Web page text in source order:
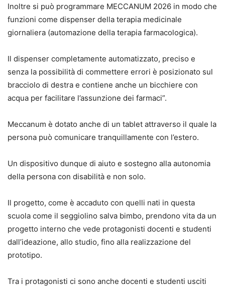
Inoltre si può programmare MECCANUM 2026 in modo che
funzioni come dispenser della terapia medicinale
giornaliera (automazione della terapia farmacologica).
Il dispenser completamente automatizzato, preciso e
senza la possibilità di commettere errori è posizionato sul
bracciolo di destra e contiene anche un bicchiere con
acqua per facilitare l’assunzione dei farmaci”.
Meccanum è dotato anche di un tablet attraverso il quale la
persona può comunicare tranquillamente con l’estero.
Un dispositivo dunque di aiuto e sostegno alla autonomia
della persona con disabilità e non solo.
Il progetto, come è accaduto con quelli nati in questa
scuola come il seggiolino salva bimbo, prendono vita da un
progetto interno che vede protagonisti docenti e studenti
dall’ideazione, allo studio, fino alla realizzazione del
prototipo.
Tra i protagonisti ci sono anche docenti e studenti usciti